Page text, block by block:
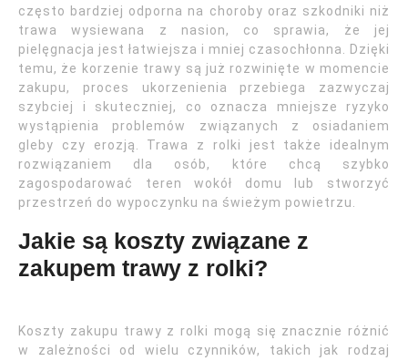
często bardziej odporna na choroby oraz szkodniki niż
trawa wysiewana z nasion, co sprawia, że jej
pielęgnacja jest łatwiejsza i mniej czasochłonna. Dzięki
temu, że korzenie trawy są już rozwinięte w momencie
zakupu, proces ukorzenienia przebiega zazwyczaj
szybciej i skuteczniej, co oznacza mniejsze ryzyko
wystąpienia problemów związanych z osiadaniem
gleby czy erozją. Trawa z rolki jest także idealnym
rozwiązaniem dla osób, które chcą szybko
zagospodarować teren wokół domu lub stworzyć
przestrzeń do wypoczynku na świeżym powietrzu.
Jakie są koszty związane z
zakupem trawy z rolki?
Koszty zakupu trawy z rolki mogą się znacznie różnić
w zależności od wielu czynników, takich jak rodzaj